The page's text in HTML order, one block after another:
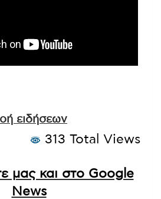
ειδήσεων
313 Total Views
μας και στο Google
News